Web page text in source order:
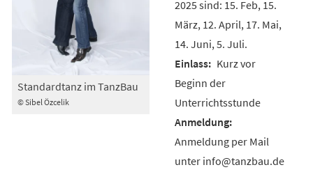
© Sibel Özcelik
Standardtanz im TanzBau
2025 sind: 15. Feb, 15.
März, 12. April, 17. Mai,
14. Juni, 5. Juli.
Kurz vor
Beginn der
Unterrichtsstunde
Anmeldung per Mail
unter info@tanzbau.de